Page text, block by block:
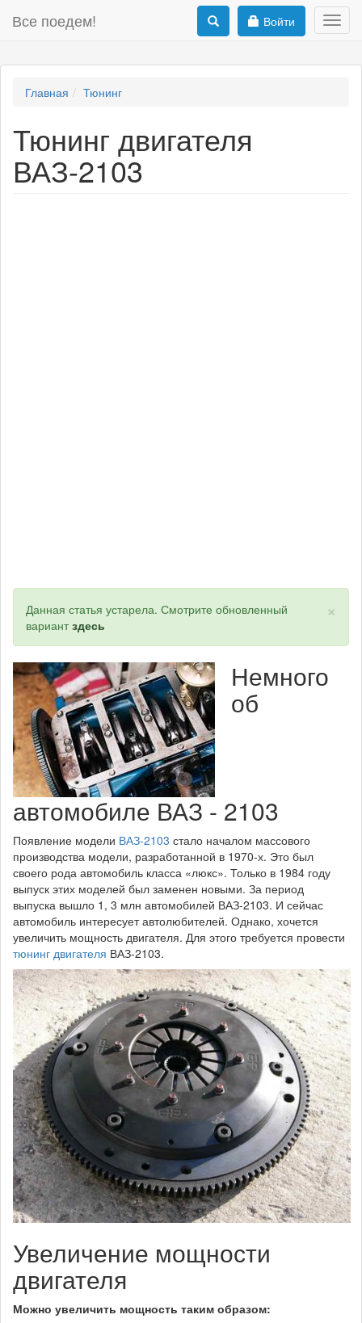
Все поедем! Войти
Главная Тюнинг
Тюнинг двигателя
ВАЗ-2103
×
Статус
Данная статья устарела. Смотрите обновленный
вариантздесь
Немного
об
автомобиле ВАЗ - 2103
Появление модели ВАЗ-2103 стало началом массового
производства модели, разработанной в 1970-х. Это был
своего рода автомобиль класса «люкс». Только в 1984 году
выпуск этих моделей был заменен новыми. За период
выпуска вышло 1, 3 млн автомобилей ВАЗ-2103. И сейчас
автомобиль интересует автолюбителей. Однако, хочется
увеличить мощность двигателя. Для этого требуется провести
тюнинг двигателя ВАЗ-2103.
Увеличение мощности
двигателя
Можно увеличить мощность таким образом: